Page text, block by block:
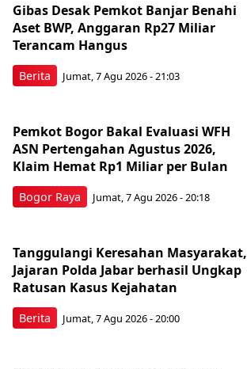
Berita
Gibas Desak Pemkot Banjar Benahi
Aset BWP, Anggaran Rp27 Miliar
Terancam Hangus
Jumat, 7 Agu 2026 - 21:03
Bogor Raya
Pemkot Bogor Bakal Evaluasi WFH
ASN Pertengahan Agustus 2026,
Klaim Hemat Rp1 Miliar per Bulan
Jumat, 7 Agu 2026 - 20:18
Berita
Tanggulangi Keresahan Masyarakat,
Jajaran Polda Jabar berhasil Ungkap
Ratusan Kasus Kejahatan
Jumat, 7 Agu 2026 - 20:00